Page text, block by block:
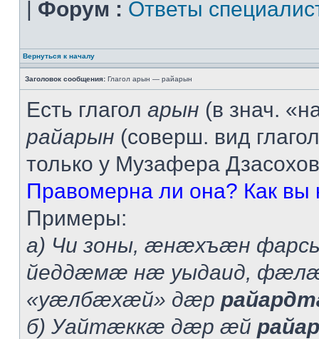
| Форум : Ответы
Вернуться к началу
Заголовок сообщения: Глагол арын — райарын
Есть глагол арын (в знач.
райарын (соверш. вид
только у Музафера
Правомерна ли она? Как вы
Примеры:
а) Чи зоны, æнæхъæн
йеддæмæ нæ уыдаид,
«уæлбæхæй» дæр
б) Уайтæккæ дæр æй